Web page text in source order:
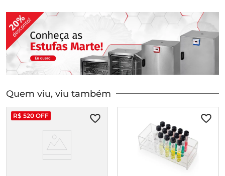
Quem viu, viu também
R$ 520 OFF